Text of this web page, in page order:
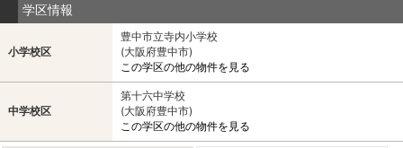
学区情報
小学校区
豊中市立寺内小学校
(大阪府豊中市)
この学区の他の物件を見る
中学校区
第十六中学校
(大阪府豊中市)
この学区の他の物件を見る